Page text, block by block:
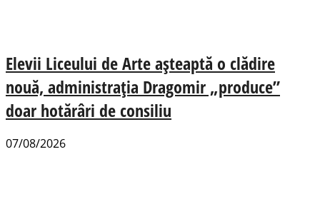
Elevii Liceului de Arte așteaptă o clădire
nouă, administrația Dragomir „produce”
doar hotărâri de consiliu
07/08/2026